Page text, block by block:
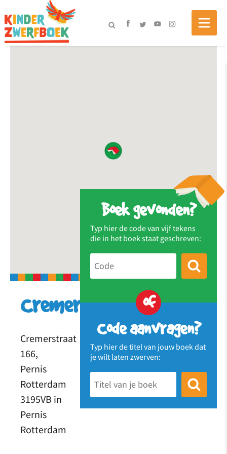
Boek gevonden?
Typ hier de code van vijf tekens
die in het boek staat geschreven:
of
Code aanvragen?
Typ hier de titel van jouw boek dat
je wilt laten zwerven:
Cremerstraat
Cremerstraat
166,
Pernis
Rotterdam
3195VB in
Pernis
Rotterdam